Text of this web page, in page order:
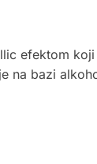
efektom
na bazi